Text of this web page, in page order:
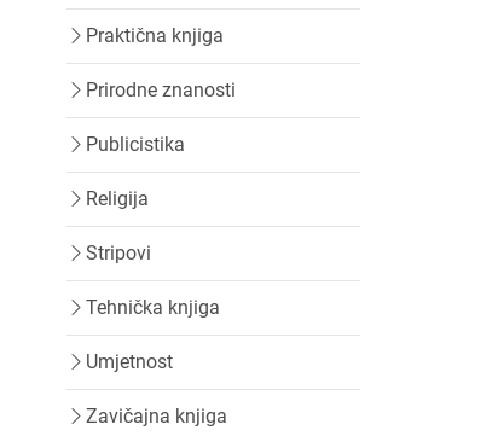
Praktična knjiga
Prirodne znanosti
Publicistika
Religija
Stripovi
Tehnička knjiga
Umjetnost
Zavičajna knjiga